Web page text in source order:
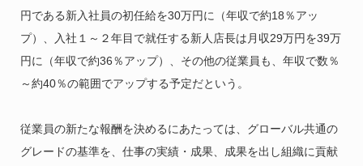
円である新入社員の初任給を30万円に（年収で約18％アッ
プ）、入社１～２年目で就任する新人店長は月収29万円を39万
円に（年収で約36％アップ）、その他の従業員も、年収で数％
～約40％の範囲でアップする予定だという。
従業員の新たな報酬を決めるにあたっては、グローバル共通の
グレードの基準を、仕事の実績・成果、成果を出し組織に貢献